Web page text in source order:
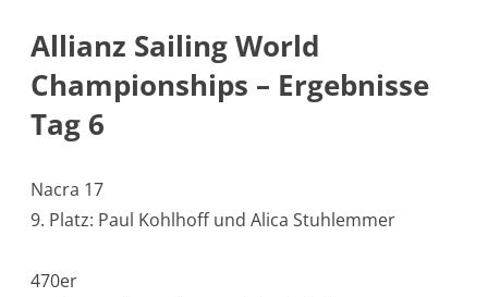
Allianz Sailing World
Championships – Ergebnisse
Tag 6
Nacra 17
9. Platz: Paul Kohlhoff und Alica Stuhlemmer
470er